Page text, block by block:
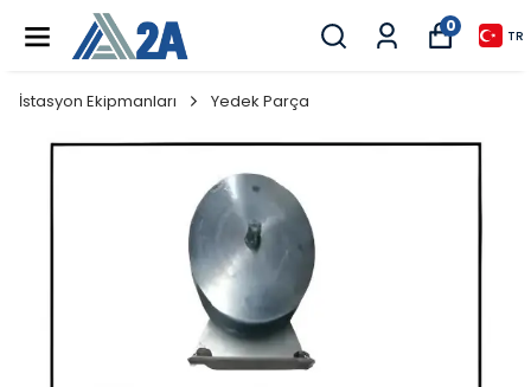
0
TR
İstasyon Ekipmanları Yedek Parça